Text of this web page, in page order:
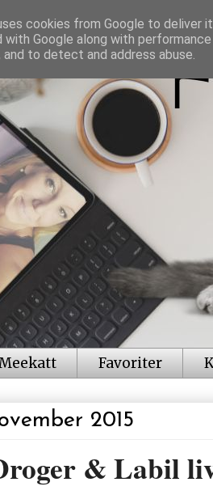
Favoriter
2015
& Labil
cookies from Google to deliver
with Google along with
to detect and address abuse.